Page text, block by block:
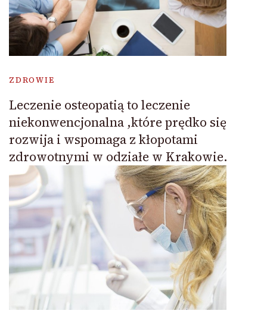
ZDROWIE
Leczenie osteopatią to leczenie
niekonwencjonalna ,które prędko się
rozwija i wspomaga z kłopotami
zdrowotnymi w odziałe w Krakowie.